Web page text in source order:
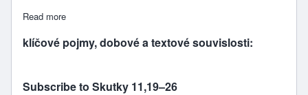
Read more
klíčové pojmy, dobové a textové souvislosti:
Subscribe to Skutky 11,19–26